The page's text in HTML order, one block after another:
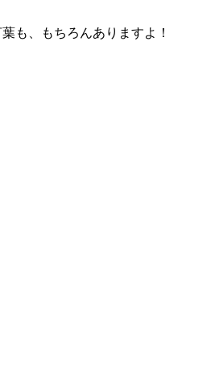
も、もちろんありますよ！